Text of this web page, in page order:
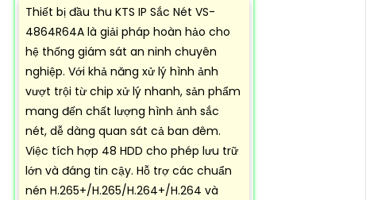
Thiết bị đầu thu KTS IP Sắc Nét VS-
4864R64A là giải pháp hoàn hảo cho
hệ thống giám sát an ninh chuyên
nghiệp. Với khả năng xử lý hình ảnh
vượt trội từ chip xử lý nhanh, sản phẩm
mang đến chất lượng hình ảnh sắc
nét, dễ dàng quan sát cả ban đêm.
Việc tích hợp 48 HDD cho phép lưu trữ
lớn và đáng tin cậy. Hỗ trợ các chuẩn
nén H.265+/H.265/H.264+/H.264 và